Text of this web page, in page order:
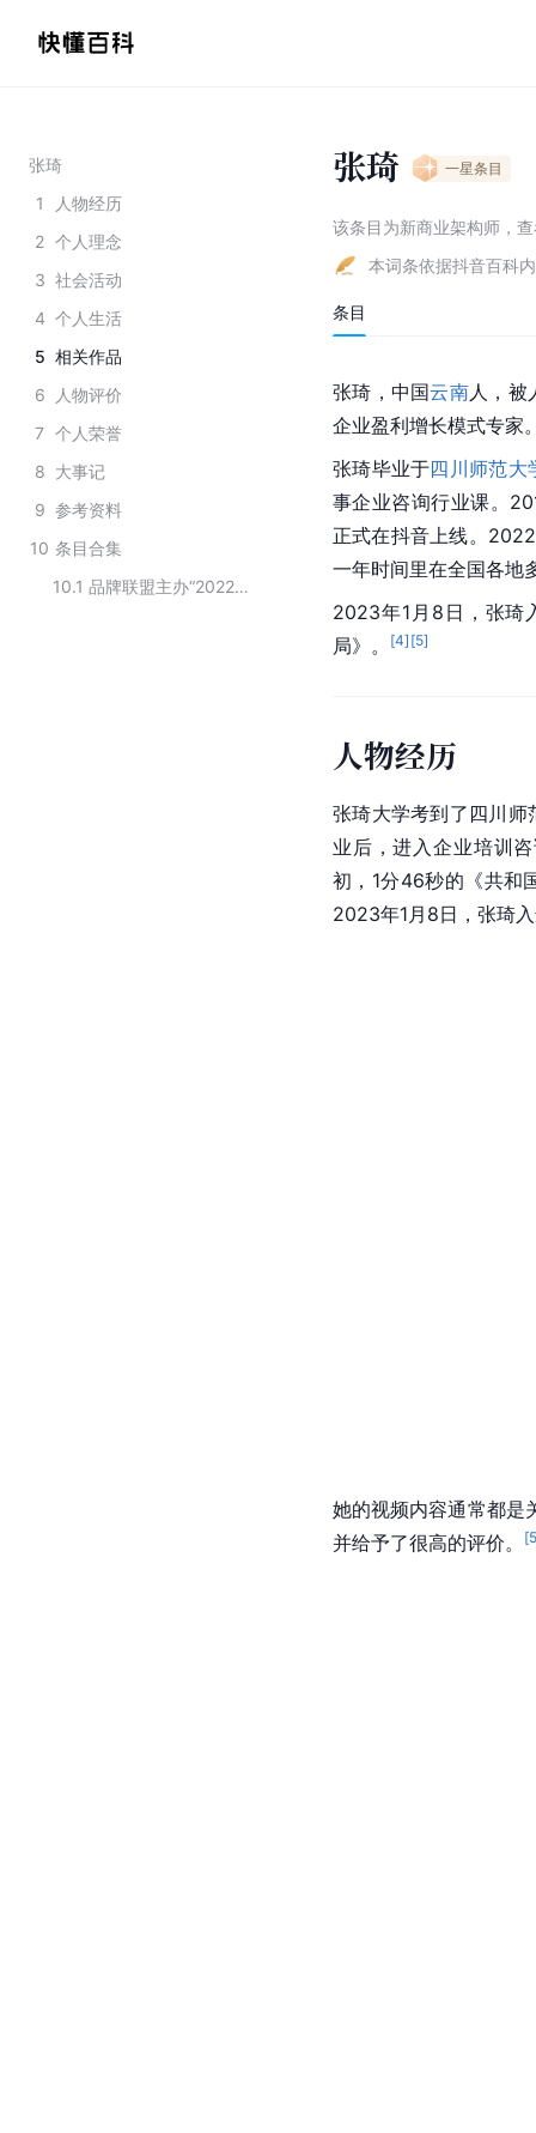
张琦
1
人物经历
2 个人理念
3 社会活动
4 个人生活
5 相关作品
6
人物评价
7 个人荣誉
8 大事记
9 参考资料
10 条目合集
10.1
品牌联盟主办“2022中国品牌节年终盛典"中国十大品牌女性
张琦 一星条目
该条目为新商业架构师 ，
本词条依据抖音百科
条目
张琦，中国云南人，被
企业盈利增长模式专家
张琦毕业于四川师范大
事企业咨询行业课。
正式在抖音上线。
一年时间里在全国各地
2023年1月8日，张琦
局》。
[4] [5]
人物经历
张琦大学考到了四川师
业后，进入企业培训
初，1分46秒的《共和
2023年1月8日，张琦
她的视频内容通常都是
并给予了很高的评价。
[